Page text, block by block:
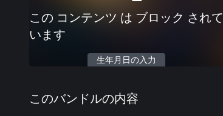
この コンテンツ は ブロック されて
います
生年月日の入力
このバンドルの内容